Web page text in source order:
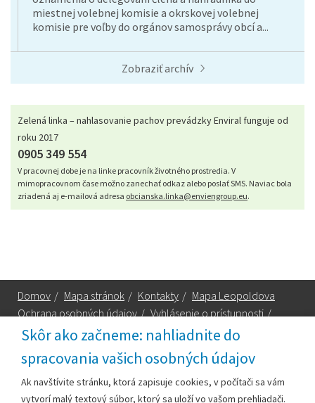
Skôr ako začneme: nahliadnite do
spracovania vašich osobných údajov
Ak navštívite stránku, ktorá zapisuje cookies, v počítači sa vám
vytvorí malý textový súbor, ktorý sa uloží vo vašom prehliadači.
miestnej volebnej komisie a okrskovej volebnej
komisie pre voľby do orgánov samosprávy obcí a...
Zobraziť archív
Zelená linka – nahlasovanie pachov prevádzky Enviral funguje od
roku 2017
0905 349 554
V pracovnej dobe je na linke pracovník životného prostredia. V
mimopracovnom čase možno zanechať odkaz alebo poslať SMS. Naviac bola
zriadená aj e-mailová adresa obcianska.linka@enviengroup.eu.
Domov / Mapa stránok / Kontakty / Mapa Leopoldova
Ochrana osobných údajov / Vyhlásenie o prístupnosti /
Technická podpora